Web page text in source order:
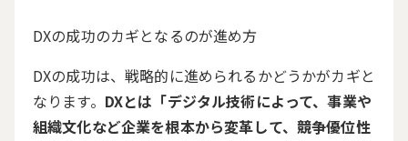
DXの成功のカギとなるのが進め方
DXの成功は、戦略的に進められるかどうかがカギと
なります。 DXとは「デジタル技術によって、事業や
組織文化など企業を根本から変革して、競争優位性